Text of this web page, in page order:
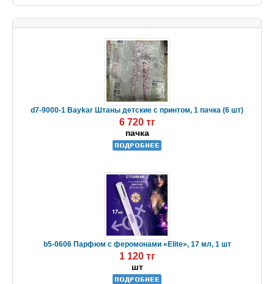
d7-9000-1 Baykar Штаны детские с принтом, 1 пачка (6 шт)
6 720 тг
пачка
b5-0606 Парфюм с феромонами «Elite», 17 мл, 1 шт
1 120 тг
шт